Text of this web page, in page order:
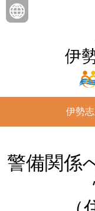
伊
伊勢
警備関係